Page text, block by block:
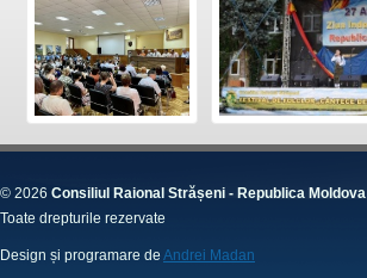
© 2026 Consiliul Raional Strășeni - Republica Moldova
Toate drepturile rezervate
Design și programare de Andrei Madan